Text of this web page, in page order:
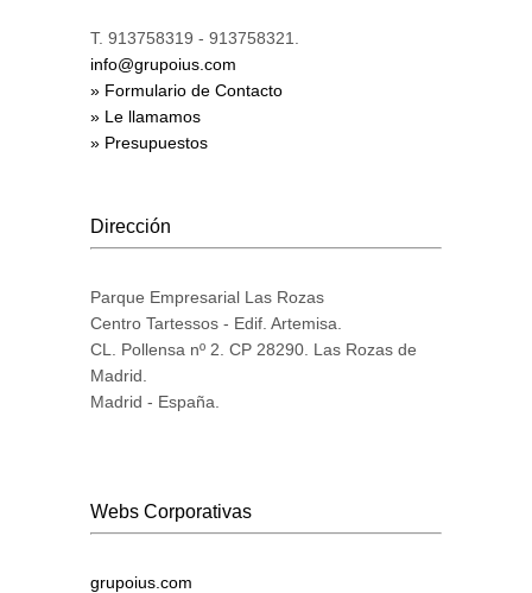
T. 913758319 - 913758321.
info@grupoius.com
» Formulario de Contacto
» Le llamamos
» Presupuestos
Dirección
Parque Empresarial Las Rozas
Centro Tartessos - Edif. Artemisa.
CL. Pollensa nº 2. CP 28290. Las Rozas de
Madrid.
Madrid - España.
Webs Corporativas
grupoius.com